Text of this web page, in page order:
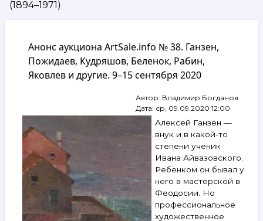
навигации
(1894–1971)
Анонс аукциона ArtSale.info № 38. Ганзен,
Пожидаев, Кудряшов, Беленок, Рабин,
Яковлев и другие. 9–15 сентября 2020
Автор: Владимир Богданов
Дата: ср, 09.09.2020 12:00
Алексей Ганзен —
внук и в какой-то
степени ученик
Ивана Айвазовского.
Ребенком он бывал у
него в мастерской в
Феодосии. Но
профессиональное
художественное